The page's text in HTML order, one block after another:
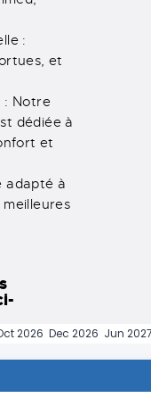
:
et
: Notre
dédiée à
et
adapté à